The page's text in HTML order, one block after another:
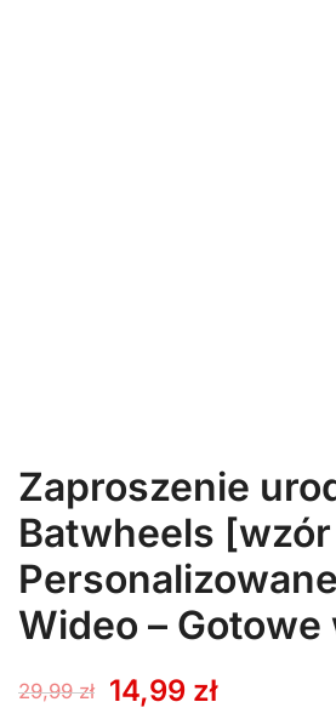
Zaproszenie
Batwheels
Wideo – Gotowe
29,99zł
Pierwotna
14,99 złAktualna